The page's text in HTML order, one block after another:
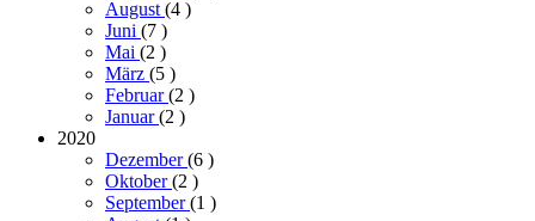
August (4 )
Juni (7 )
Mai (2 )
März (5 )
Februar(2 )
Januar(2 )
2020
Dezember(6 )
Oktober(2 )
September(1 )